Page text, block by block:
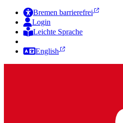
Bremen barrierefrei
Login
Leichte Sprache
English